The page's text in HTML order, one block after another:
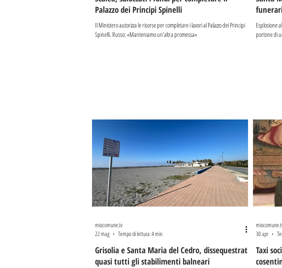
Palazzo dei Principi Spinelli
Il Ministero autorizza le risorse per completare i lavori al Palazzo dei Principi
Spinelli. Russo: «Manteniamo un’altra promessa»
Esplosione
portone di
Grisolia e Santa Maria del Cedro, dissequestrati
quasi tutti gli stabilimenti balneari
miocomune.tv
22 mag
Tempo di lettura: 4 min
Taxi
30 apr